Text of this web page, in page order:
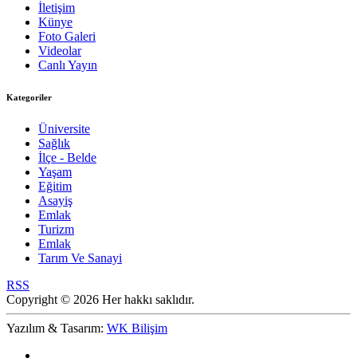
İletişim
Künye
Foto Galeri
Videolar
Canlı Yayın
Kategoriler
Üniversite
Sağlık
İlçe - Belde
Yaşam
Eğitim
Asayiş
Emlak
Turizm
Emlak
Tarım Ve Sanayi
RSS
Copyright © 2026 Her hakkı saklıdır.
Yazılım & Tasarım: WK Bilişim